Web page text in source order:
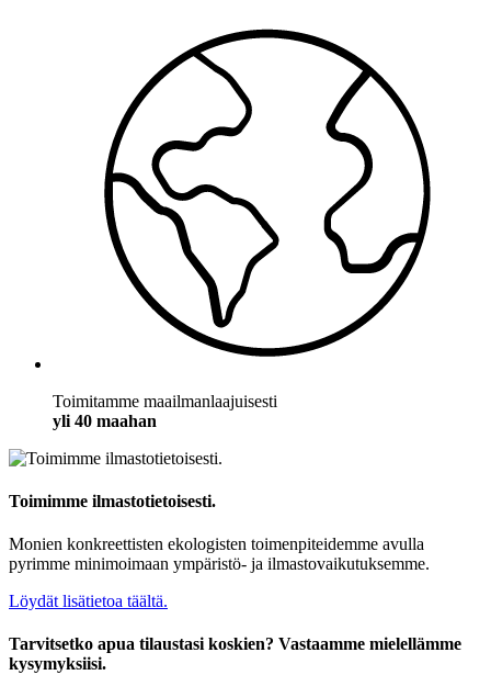
Toimitamme maailmanlaajuisesti
yli 40 maahan
Toimimme ilmastotietoisesti.
Monien konkreettisten ekologisten toimenpiteidemme avulla
pyrimme minimoimaan ympäristö- ja ilmastovaikutuksemme.
Löydät lisätietoa täältä.
Tarvitsetko apua tilaustasi koskien? Vastaamme mielellämme
kysymyksiisi.